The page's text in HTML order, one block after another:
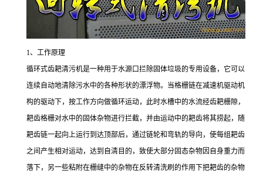
1、工作原理
循环式齿耙清污机是一种用于水源口拦除固体垃圾的专用设备，它可以
连续自动地清除污水中的各种形状的漂浮物。当格栅链在减速机驱动机
构的驱动下，按工作方向做循环运动，此时水槽中的水流经齿耙栅隙，
耙齿格栅对水中的固体杂物进行拦截，并由运动中的耙齿将其捞起，随
耙齿链一起向上运行到达顶部后，通过链轮和弯轨的导向，使每组耙齿
之间产生相对运动，达到自清目的，致使大部分固态杂物因自身重力而
落下，另一些粘附在栅缝中的杂物在反转清洗刷的作用下把耙齿的杂物